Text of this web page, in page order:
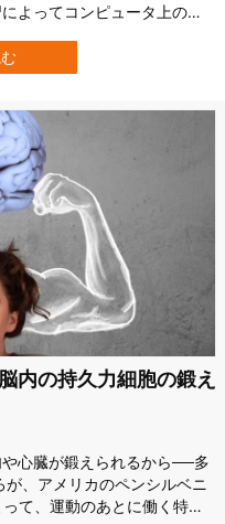
よってコンピュータ上の
ながらAIコーチが「愛の鞭
果、AIコーチにしごかれた
内の持久力細胞の鍛え
心臓が鍛えられるから──多
、アメリカのペンシルベニ
て、運動のあとに働く特殊